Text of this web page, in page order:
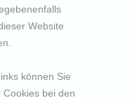
Website
können Sie
bei den